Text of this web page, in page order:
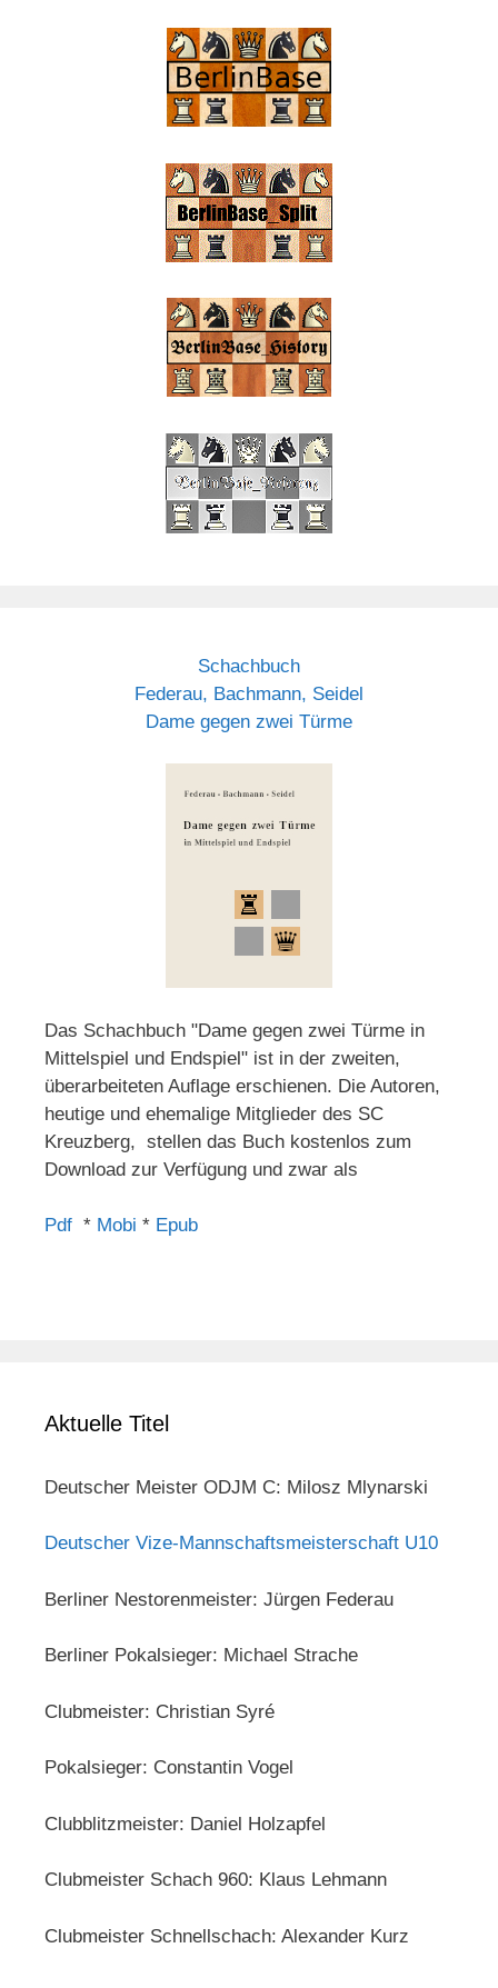
Schachbuch
Federau, Bachmann, Seidel
Dame gegen zwei Türme
Das Schachbuch "Dame gegen zwei Türme in
Mittelspiel und Endspiel" ist in der zweiten,
überarbeiteten Auflage erschienen. Die Autoren,
heutige und ehemalige Mitglieder des SC
Kreuzberg, stellen das Buch kostenlos zum
Download zur Verfügung und zwar als
Pdf * Mobi * Epub
Aktuelle Titel
Deutscher Meister ODJM C: Milosz Mlynarski
Deutscher Vize-Mannschaftsmeisterschaft U10
Berliner Nestorenmeister: Jürgen Federau
Berliner Pokalsieger: Michael Strache
Clubmeister: Christian Syré
Pokalsieger: Constantin Vogel
Clubblitzmeister: Daniel Holzapfel
Clubmeister Schach 960: Klaus Lehmann
Clubmeister Schnellschach: Alexander Kurz